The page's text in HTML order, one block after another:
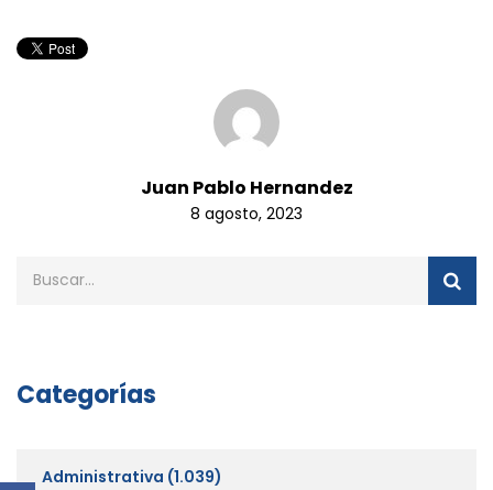
Juan Pablo Hernandez
8 agosto, 2023
Categorías
Administrativa (1.039)